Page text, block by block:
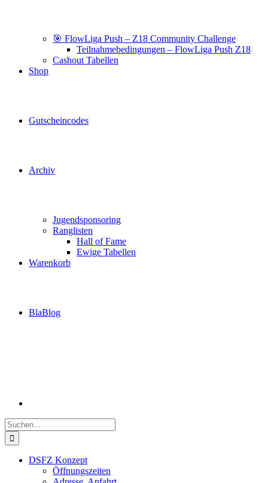
🎯 FlowLiga Push – Z18 Community Challenge
Teilnahmebedingungen – FlowLiga Push Z18
Cashout Tabellen
Shop
Gutscheincodes
Archiv
Jugendsponsoring
Ranglisten
Hall of Fame
Ewige Tabellen
Warenkorb
BlaBlog
Suche
nach:
DSFZ Konzept
Öffnungszeiten